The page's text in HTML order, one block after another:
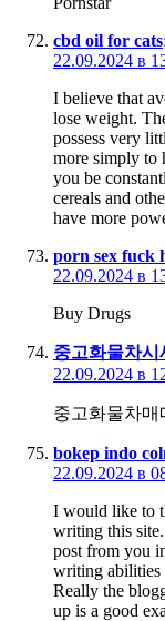
cbd oil for cats:
22.09.2024 в
I believe that
lose weight.
possess very
more simply to
you be
cereals and
have more
porn sex fuck
22.09.2024 в
Buy Drugs
중고화물차시
22.09.2024 в
중고화물차매
bokep indo
22.09.2024 в
I would like to
writing this
post from you
writing abilities
Really the
up is a good